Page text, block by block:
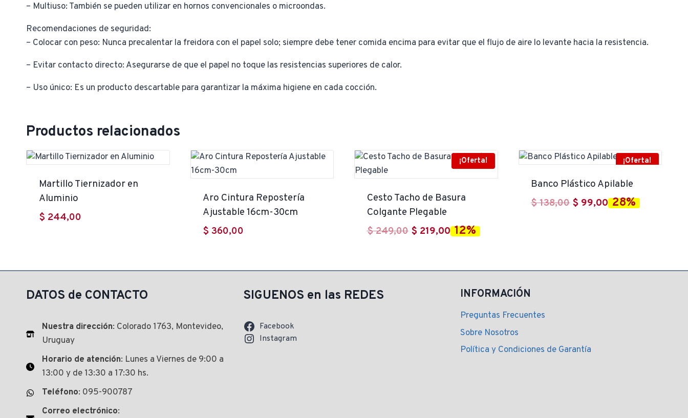
– Multiuso: También se pueden utilizar en hornos convencionales o microondas.
Recomendaciones de seguridad:
– Colocar con peso: Nunca precalentar la freidora con el papel solo; siempre debe tener comida encima para evitar que el flujo de aire lo levante hacia la resistencia.
– Evitar contacto directo: Asegurarse de que el papel no toque las resistencias superiores de calor.
– Uso único: Es un producto descartable para garantizar la máxima higiene en cada cocción.
Productos relacionados
Martillo Tiernizador en
Aluminio
$ 244,00
Aro Cintura Repostería
Ajustable 16cm-30cm
$ 360,00
¡Oferta!
Cesto Tacho de Basura
Colgante Plegable
$249,00 El
$ 219,00El
$ 219,00.
12%
¡Oferta!
Banco Plástico Apilable
$138,00 El
$ 99,00El28%
DATOS de CONTACTO
Nuestra dirección: Colorado 1763, Montevideo,
Uruguay
Horario de atención: Lunes a Viernes de 9:00 a
13:00 y de 13:30 a 17:30 hs.
Teléfono: 095-900787
Correo electrónico:
SIGUENOS en las REDES
Facebook
Instagram
INFORMACIÓN
Preguntas Frecuentes
Sobre Nosotros
Política y Condiciones de Garantía